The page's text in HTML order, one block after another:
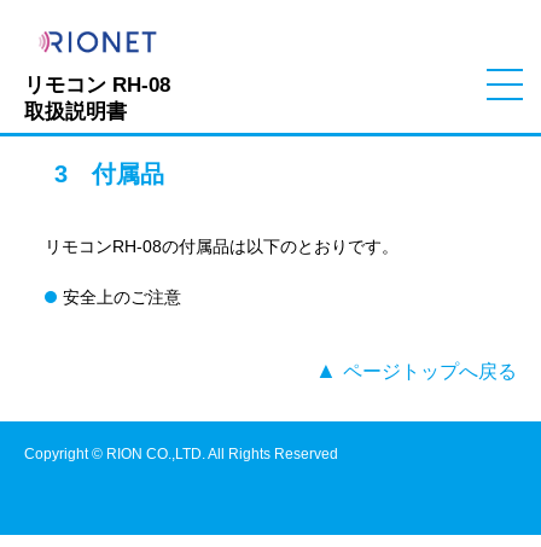
リモコン RH-08
取扱説明書
リモコンRH-08の付属品は以下のとおりです。
安全上のご注意
3 付属品
▲ ページトップへ戻る
Copyright © RION CO.,LTD. All Rights Reserved